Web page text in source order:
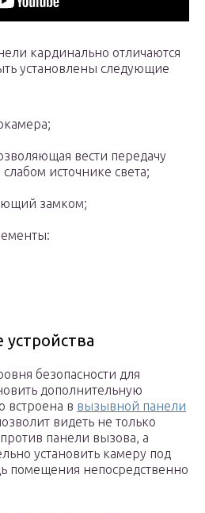
кардинально отличаются
установлены следующие
вести передачу
источнике света;
замком;
безопасности для
дополнительную
встроена в вызывной панели
видеть не только
панели вызова, а
установить камеру под
помещения непосредственно